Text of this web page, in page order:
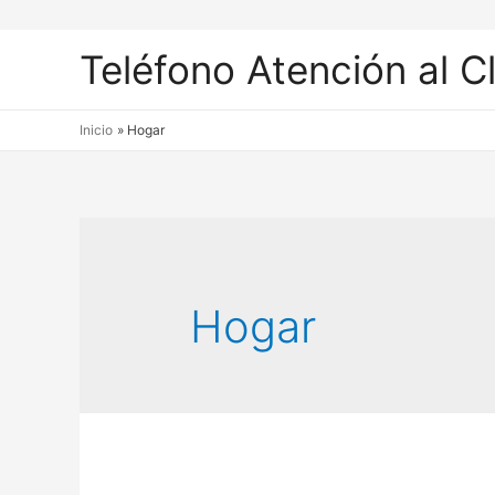
Teléfono Atención al
Inicio Hogar
Hogar